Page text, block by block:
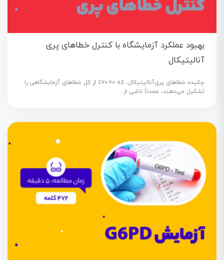
بهبود عملکرد آزمایشگاه با کنترل خطاهای پری
آنالیتیکال
چکیده خطاهای پری‌آنالیتیکال، که ۶۰-۷۰٪ از کل خطاهای آزمایشگاهی را
تشکیل می‌دهند، عمدتاً ناشی از...